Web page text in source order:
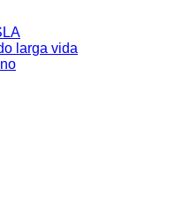
larga vida